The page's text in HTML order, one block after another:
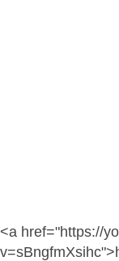
<a href="https://